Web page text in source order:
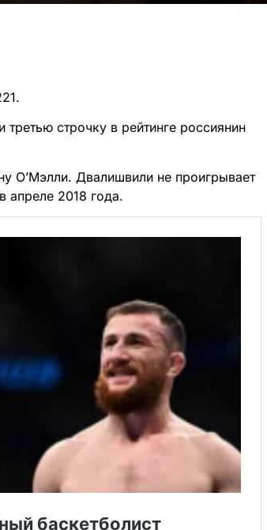
строчку в рейтинге россиянин
О’Мэлли. Двалишвили не проигрывает
апреле 2018 года.